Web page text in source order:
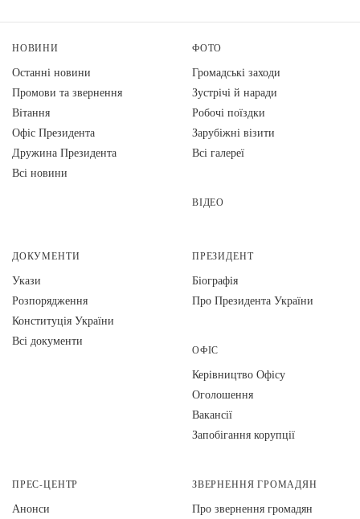
НОВИНИ
Останні новини
Промови та звернення
Вiтання
Офіс Президента
Дружина Президента
Всі новини
ФОТО
Громадські заходи
Зустрічі й наради
Робочі поїздки
Зарубіжні візити
Всі галереї
ВІДЕО
ДОКУМЕНТИ
Укази
Розпорядження
Конституція України
Всі документи
ПРЕЗИДЕНТ
Біографія
Про Президента України
ОФІС
Керівництво Офісу
Оголошення
Вакансії
Запобігання корупції
ПРЕС-ЦЕНТР
Анонси
ЗВЕРНЕННЯ ГРОМАДЯН
Про звернення громадян